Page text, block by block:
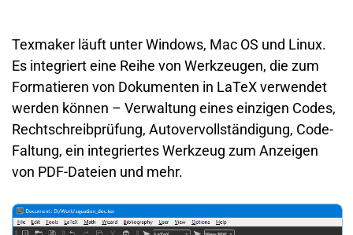
Texmaker läuft unter Windows, Mac OS und Linux.
Es integriert eine Reihe von Werkzeugen, die zum
Formatieren von Dokumenten in LaTeX verwendet
werden können – Verwaltung eines einzigen Codes,
Rechtschreibprüfung, Autovervollständigung, Code-
Faltung, ein integriertes Werkzeug zum Anzeigen
von PDF-Dateien und mehr.